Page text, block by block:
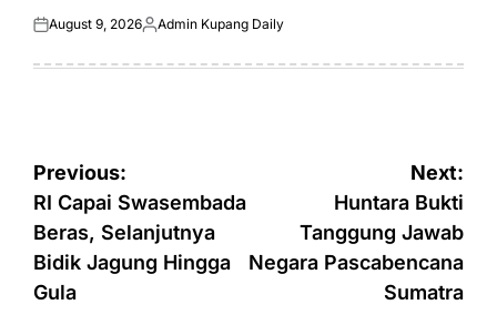
Posted
August 9, 2026Posted
Admin Kupang Daily
Post
navigation
Previous:
RI Capai Swasembada
Beras, Selanjutnya
Bidik Jagung Hingga
Gula
Next:
Huntara Bukti
Tanggung Jawab
Negara Pascabencana
Sumatra